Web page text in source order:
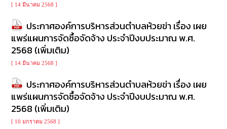
ท้อง
ถิ่น
ของ
เรา
การ
ความ
รู้
ข้อมูล
การ
[ 14 มีนาคม 2568 ]
ประกาศองค์การบริหารส่วนตำบลห้วยข่า เรื่อง เผย
แพร่แผนการจัดซื้อจัดจ้าง ประจำปีงบประมาณ พ.ศ.
2568 (เพิ่มเติม)
[ 14 มีนาคม 2568 ]
ประกาศองค์การบริหารส่วนตำบลห้วยข่า เรื่อง เผย
แพร่แผนการจัดซื้อจัดจ้าง ประจำปีงบประมาณ พ.ศ.
2568 (เพิ่มเติม)
[ 10 มกราคม 2568 ]